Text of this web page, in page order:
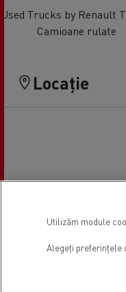
Used Trucks by Renault
Camioane rulate
Locație
Utilizăm module
Alegeți preferințele